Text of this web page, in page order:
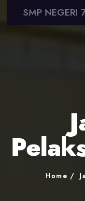
SMP NEGERI
Home